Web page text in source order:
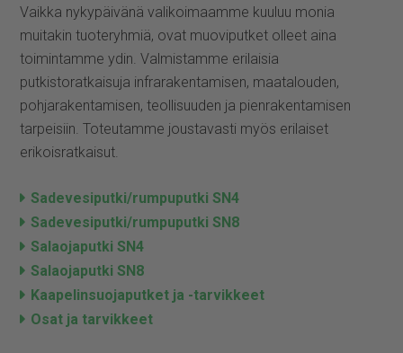
Vaikka nykypäivänä valikoimaamme kuuluu monia
muitakin tuoteryhmiä, ovat muoviputket olleet aina
toimintamme ydin. Valmistamme erilaisia
putkistoratkaisuja infrarakentamisen, maatalouden,
pohjarakentamisen, teollisuuden ja pienrakentamisen
tarpeisiin. Toteutamme joustavasti myös erilaiset
erikoisratkaisut.
Sadevesiputki/rumpuputki SN4
Sadevesiputki/rumpuputki SN8
Salaojaputki SN4
Salaojaputki SN8
Kaapelinsuojaputket ja -tarvikkeet
Osat ja tarvikkeet